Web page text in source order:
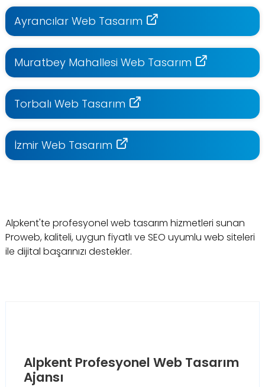
Ayrancılar Web Tasarım
Muratbey Mahallesi Web Tasarım
Torbalı Web Tasarım
İzmir Web Tasarım
Alpkent'te profesyonel web tasarım hizmetleri sunan
Proweb, kaliteli, uygun fiyatlı ve SEO uyumlu web siteleri
ile dijital başarınızı destekler.
Alpkent Profesyonel Web Tasarım
Ajansı